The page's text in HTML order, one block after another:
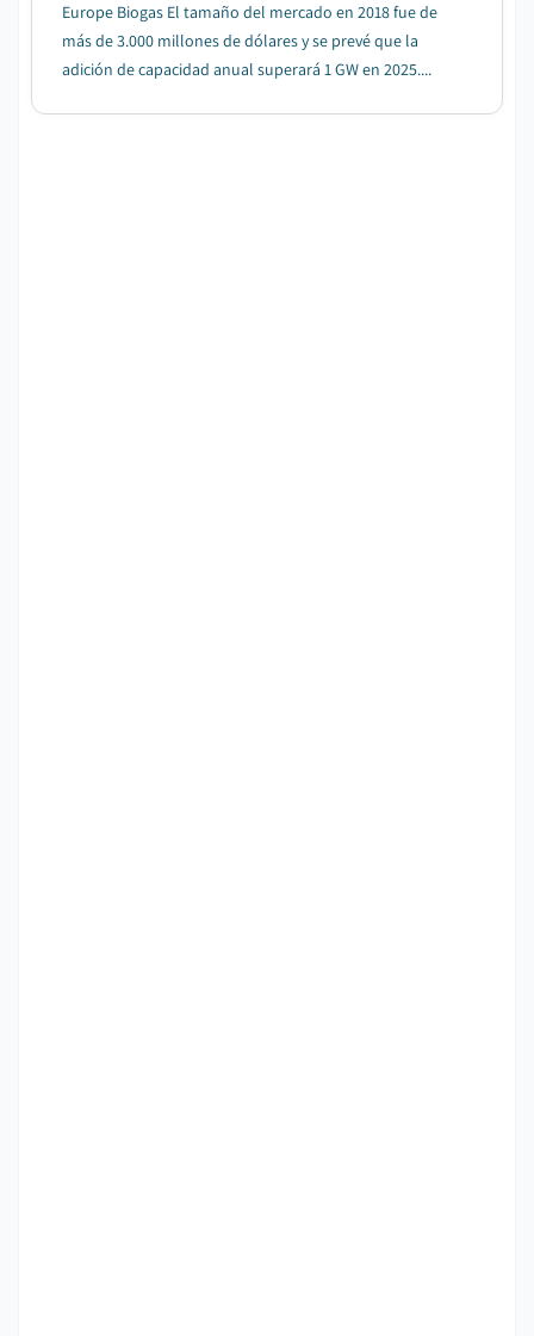
Europe Biogas El tamaño del mercado en 2018 fue de
más de 3.000 millones de dólares y se prevé que la
adición de capacidad anual superará 1 GW en 2025....